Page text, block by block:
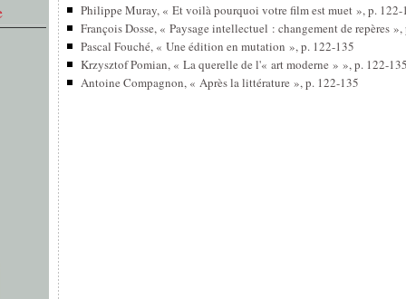
Philippe Muray, « Et voilà pourquoi votre film est muet », p. 122-
François Dosse, « Paysage intellectuel : changement de repères
Pascal Fouché, « Une édition en mutation », p. 122-135
Krzysztof Pomian, « La querelle de l'« art moderne » », p. 122-135
Antoine Compagnon, « Après la littérature », p. 122-135